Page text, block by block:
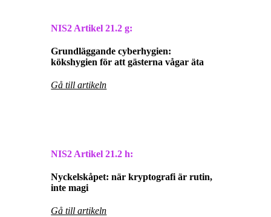
NIS2 Artikel21.2 g:
Grundläggande cyberhygien:
kökshygien för att gästerna vågar äta
Gå till artikeln
NIS2 Artikel21.2 h:
Nyckelskåpet: när kryptografi är rutin,
inte magi
Gå till artikeln